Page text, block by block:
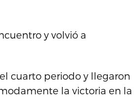
y volvió a
cuarto periodo y llegaron
la victoria en la